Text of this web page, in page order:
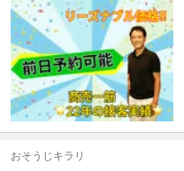
おそうじキラリ